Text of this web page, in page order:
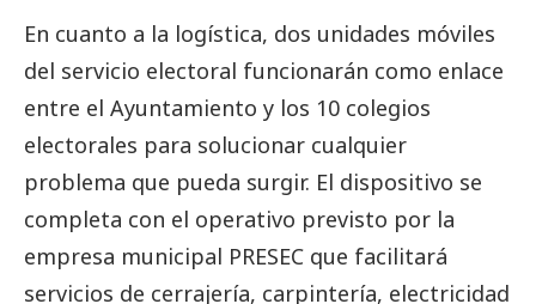
En cuanto a la logística, dos unidades móviles
del servicio electoral funcionarán como enlace
entre el Ayuntamiento y los 10 colegios
electorales para solucionar cualquier
problema que pueda surgir. El dispositivo se
completa con el operativo previsto por la
empresa municipal PRESEC que facilitará
servicios de cerrajería, carpintería, electricidad